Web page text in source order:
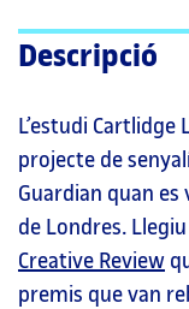
Descripció
L’estudi Cartlidge
projecte de
Guardian quan
de Londres. Llegiu
Creative Review
premis que van